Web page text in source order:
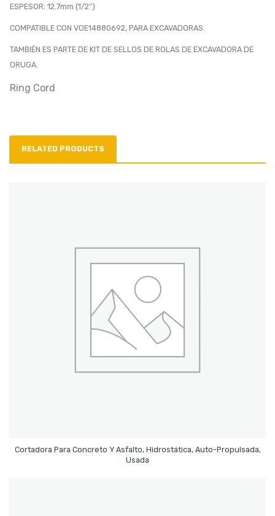
ESPESOR: 12.7mm (1/2″)
COMPATIBLE CON VOE14880692, PARA EXCAVADORAS.
TAMBIÉN ES PARTE DE KIT DE SELLOS DE ROLAS DE EXCAVADORA DE
ORUGA.
Ring Cord
RELATED PRODUCTS
Cortadora Para Concreto Y Asfalto, Hidrostática, Auto-Propulsada,
Usada
Leer Más